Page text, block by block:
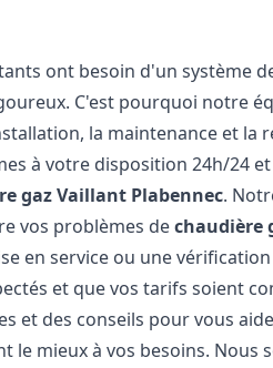
ont besoin d'un système
C'est pourquoi notre
la maintenance et la
à votre disposition 24h/24
gaz Vaillant Plabennec.
vos problèmes dechaudière
en service ou une
et que vos tarifs soient
et des conseils pour vous
le mieux à vos besoins. Nous